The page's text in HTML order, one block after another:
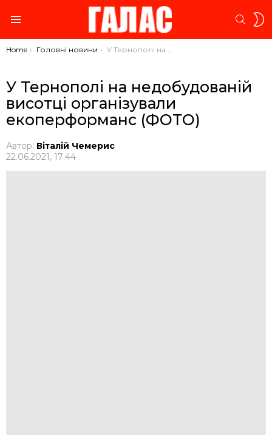
You are here:
Home Головні новини У Тернополі на недобудованій висотці організували екоперформанс (ФОТО)
У Тернополі на недобудованій
висотці організували
екоперформанс (ФОТО)
Автор: Віталій Чемерис
22.06.2021, 17:44